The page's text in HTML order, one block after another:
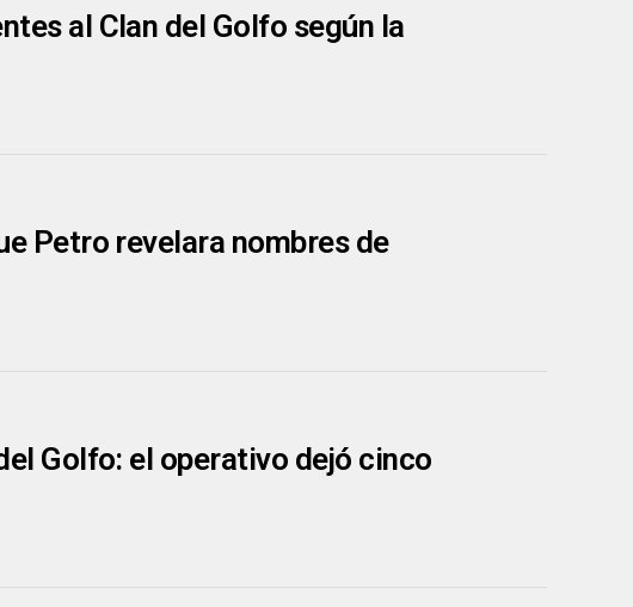
al Clan del Golfo según la
Petro revelara nombres de
Golfo: el operativo dejó cinco